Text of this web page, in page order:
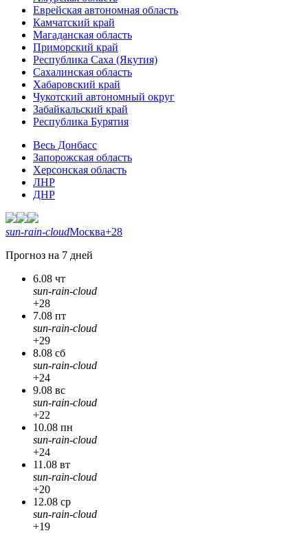
Еврейская автономная область
Камчатский край
Магаданская область
Приморский край
Республика Саха (Якутия)
Сахалинская область
Хабаровский край
Чукотский автономный округ
Забайкальский край
Республика Бурятия
Весь Донбасс
Запорожская область
Херсонская область
ЛНР
ДНР
sun-rain-cloudМосква+28
Прогноз на 7 дней
6.08 чт
sun-rain-cloud
+28
7.08 пт
sun-rain-cloud
+29
8.08 сб
sun-rain-cloud
+24
9.08 вс
sun-rain-cloud
+22
10.08 пн
sun-rain-cloud
+24
11.08 вт
sun-rain-cloud
+20
12.08 ср
sun-rain-cloud
+19